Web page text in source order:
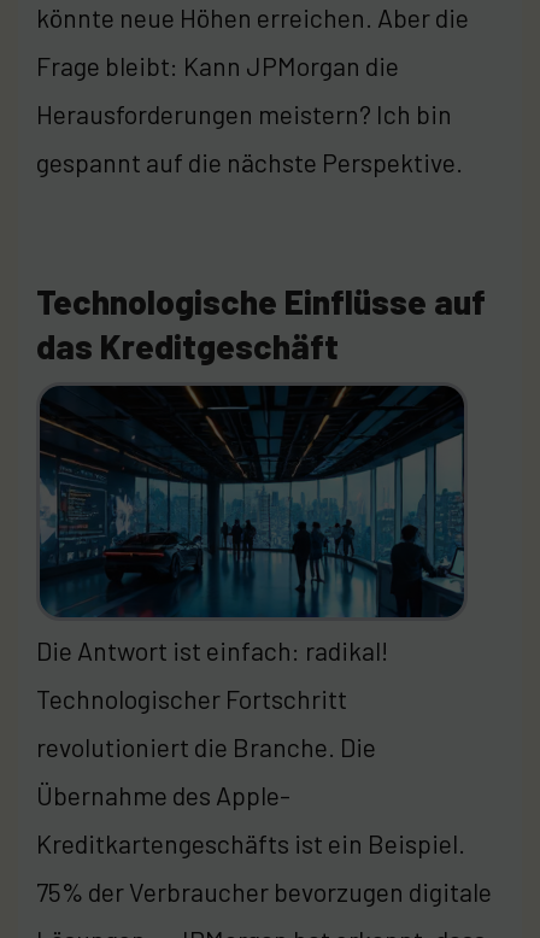
könnte neue Höhen erreichen. Aber die
Frage bleibt: Kann JPMorgan die
Herausforderungen meistern? Ich bin
gespannt auf die nächste Perspektive.
Technologische Einflüsse auf
das Kreditgeschäft
Die Antwort ist einfach: radikal!
Technologischer Fortschritt
revolutioniert die Branche. Die
Übernahme des Apple-
Kreditkartengeschäfts ist ein Beispiel.
75% der Verbraucher bevorzugen digitale